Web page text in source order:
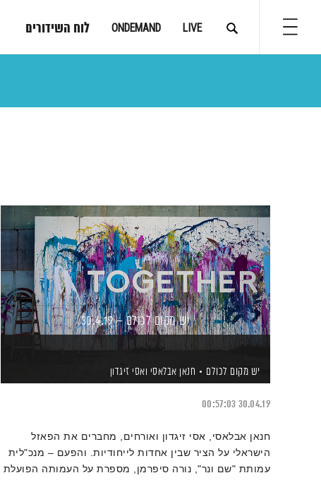
LIVE
ONDEMAND לוח השידורים
יש מקום לכולם – 30.4.19
יש מקום לכולם חנאן אבלאסי ואסי זיגדון
30.04.19
00:57:03
חנאן אבלאסי, אסי זיגדון ואורחים, מחברים את הפאזל
הישראלי על הציר שבין אחדות לייחודיות. והפעם – מנכ"לית
עמותת "שם ונר", נורה סיפרמן, מספרת על העמותה הפועלת